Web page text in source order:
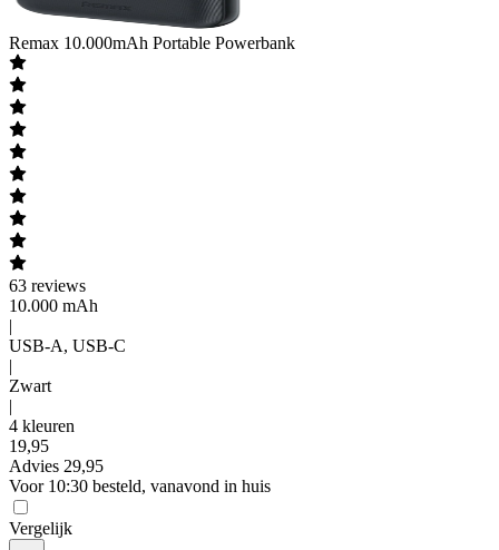
Remax 10.000mAh Portable Powerbank
63 reviews
10.000 mAh
|
USB-A, USB-C
|
Zwart
|
4 kleuren
19,95
Advies 29,95
Voor 10:30 besteld, vanavond in huis
Vergelijk